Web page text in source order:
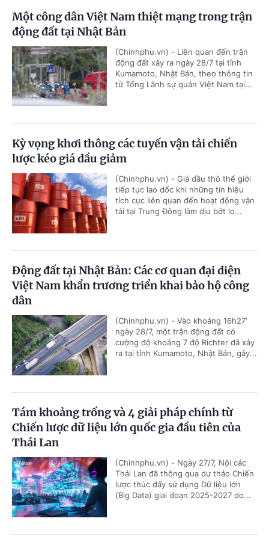
Một công dân Việt Nam thiệt mạng trong trận
động đất tại Nhật Bản
(Chinhphu.vn) - Liên quan đến trận
động đất xảy ra ngày 28/7 tại tỉnh
Kumamoto, Nhật Bản, theo thông tin
từ Tổng Lãnh sự quán Việt Nam tại...
Kỳ vọng khơi thông các tuyến vận tải chiến
lược kéo giá dầu giảm
(Chinhphu.vn) - Giá dầu thô thế giới
tiếp tục lao dốc khi những tín hiệu
tích cực liên quan đến hoạt động vận
tải tại Trung Đông làm dịu bớt lo...
Động đất tại Nhật Bản: Các cơ quan đại diện
Việt Nam khẩn trương triển khai bảo hộ công
dân
(Chinhphu.vn) - Vào khoảng 16h27’
ngày 28/7, một trận động đất có
cường độ khoảng 7 độ Richter đã xảy
ra tại tỉnh Kumamoto, Nhật Bản, gây...
Tám khoảng trống và 4 giải pháp chính từ
Chiến lược dữ liệu lớn quốc gia đầu tiên của
Thái Lan
(Chinhphu.vn) - Ngày 27/7, Nội các
Thái Lan đã thông qua dự thảo Chiến
lược thúc đẩy sử dụng Dữ liệu lớn
(Big Data) giai đoạn 2025-2027 do...